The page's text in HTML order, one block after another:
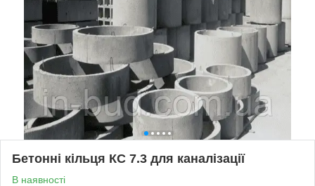
Бетонні кільця КС 7.3 для каналізації
В наявності